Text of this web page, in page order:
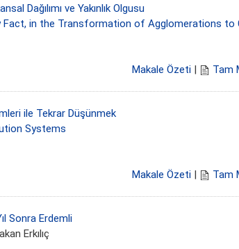
Dağılımı ve Yakınlık Olgusu
in the Transformation of Agglomerations to
Makale Özeti| Tam
ile Tekrar Düşünmek
Systems
Makale Özeti| Tam
Sonra Erdemli
Erkılıç